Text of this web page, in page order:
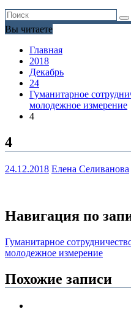
Вы читаете
Главная
2018
Декабрь
24
Гуманитарное
молодежное измерение
4
4
24.12.2018 Елена Селиванова
Навигация по
Гуманитарное
молодежное измерение
Похожие записи